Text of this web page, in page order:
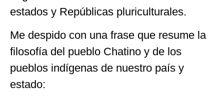
estados y Repúblicas pluriculturales.
Me despido con una frase que resume la
filosofía del pueblo Chatino y de los
pueblos indígenas de nuestro país y
estado: